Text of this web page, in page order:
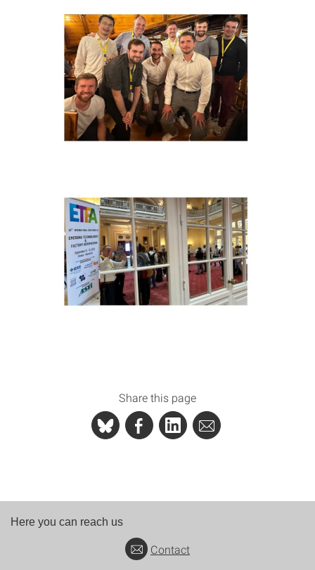
Share this page
Here you can reach us
Contact